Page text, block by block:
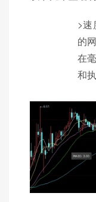
>速
的
在
和